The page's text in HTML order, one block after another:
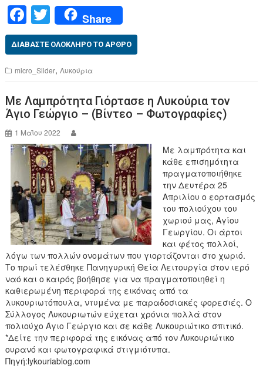
F
a
c
e
b
o
o
k
T
wi
tt
er
Share
ΔΙΑΒΆΣΤΕ ΟΛΌΚΛΗΡΟ ΤΟ ΆΡΘΡΟ
micro_Slider,Λυκούρια
Με Λαμπρότητα Γιόρτασε η Λυκούρια τον
Άγιο Γεώργιο – (Βίντεο – Φωτογραφίες)
1 Μαΐου 2022
Με λαμπρότητα και
κάθε επισημότητα
πραγματοποιήθηκε
την Δευτέρα 25
Απριλίου ο εορτασμός
του πολιούχου του
χωριού μας, Αγίου
Γεωργίου. Οι άρτοι
και φέτος πολλοί,
λόγω των πολλών ονομάτων που γιορτάζονται στο χωριό.
Το πρωί τελέσθηκε Πανηγυρική Θεία Λειτουργία στον ιερό
ναό και ο καιρός βοήθησε για να πραγματοποιηθεί η
καθιερωμένη περιφορά της εικόνας από τα
λυκουριωτόπουλα, ντυμένα με παραδοσιακές φορεσιές. Ο
Σύλλογος Λυκουριωτών εύχεται χρόνια πολλά στον
πολιούχο Άγιο Γεώργιο και σε κάθε Λυκουριώτικο σπιτικό.
*Δείτε την περιφορά της εικόνας από τον Λυκουριώτικο
ουρανό και φωτογραφικά στιγμιότυπα.
Πηγή:lykouriablog.com